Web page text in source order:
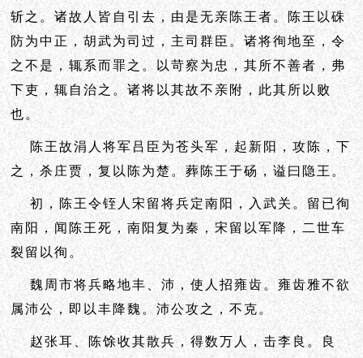
斩之。诸故人皆自引去，由是无亲陈王者。陈王以硃
防为中正，胡武为司过，主司群臣。诸将徇地至，令
之不是，辄系而罪之。以苛察为忠，其所不善者，弗
下吏，辄自治之。诸将以其故不亲附，此其所以败
也。
陈王故涓人将军吕臣为苍头军，起新阳，攻陈，下
之，杀庄贾，复以陈为楚。葬陈王于砀，谥曰隐王。
初，陈王令铚人宋留将兵定南阳，入武关。留已徇
南阳，闻陈王死，南阳复为秦，宋留以军降，二世车
裂留以徇。
魏周市将兵略地丰、沛，使人招雍齿。雍齿雅不欲
属沛公，即以丰降魏。沛公攻之，不克。
赵张耳、陈馀收其散兵，得数万人，击李良。良